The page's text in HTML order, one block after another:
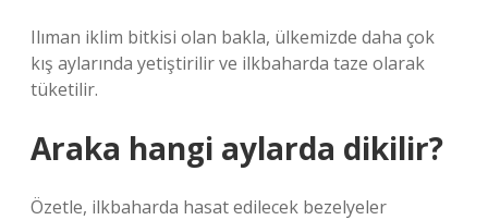
Ilıman iklim bitkisi olan bakla, ülkemizde daha çok
kış aylarında yetiştirilir ve ilkbaharda taze olarak
tüketilir.
Araka hangi aylarda dikilir?
Özetle, ilkbaharda hasat edilecek bezelyeler